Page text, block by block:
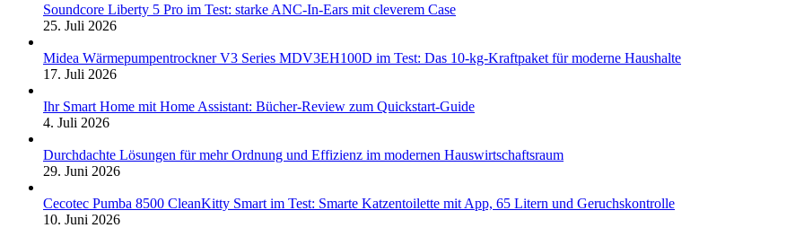
Soundcore Liberty 5 Pro im Test: starke ANC-In-Ears mit cleverem Case
25. Juli 2026
Midea Wärmepumpentrockner V3 Series MDV3EH100D im Test: Das 10-kg-Kraftpaket für moderne Haushalte
17. Juli 2026
Ihr Smart Home mit Home Assistant: Bücher-Review zum Quickstart-Guide
4. Juli 2026
Durchdachte Lösungen für mehr Ordnung und Effizienz im modernen Hauswirtschaftsraum
29. Juni 2026
Cecotec Pumba 8500 CleanKitty Smart im Test: Smarte Katzentoilette mit App, 65 Litern und Geruchskontrolle
10. Juni 2026